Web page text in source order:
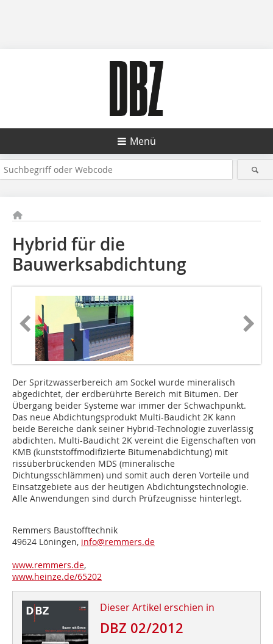
Menü
Hybrid für die
Bauwerksabdichtung
Der Spritzwasserbereich am Sockel wurde mineralisch
abgedichtet, der erdberührte Bereich mit Bitumen. Der
Übergang beider Systeme war immer der Schwachpunkt.
Das neue Abdichtungsprodukt Multi-Baudicht 2K kann
beide Bereiche dank seiner Hybrid-Technologie zuverlässig
abdichten. Multi-Baudicht 2K vereint die Eigenschaften von
KMB (kunststoffmodifizierte Bitumenabdichtung) mit
rissüberbrückenden MDS (mineralische
Dichtungsschlämmen) und somit auch deren Vorteile und
Einsatzgebiete aus der heutigen Abdichtungstechnologie.
Alle Anwendungen sind durch Prüfzeugnisse hinterlegt.
Remmers Baustofftechnik
49624 Löningen, info@remmers.de
www.remmers.de,
www.heinze.de/65202
Dieser Artikel erschien in
DBZ 02/2012